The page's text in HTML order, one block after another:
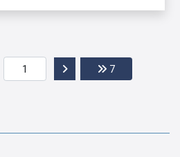
Przejdź do następnej
7Przejdź do